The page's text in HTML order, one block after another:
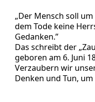
„Der Mensch soll
dem Tode keine
Gedanken.”
Das schreibt der
geboren am 6. Juni
Verzaubern wir
Denken und Tun,